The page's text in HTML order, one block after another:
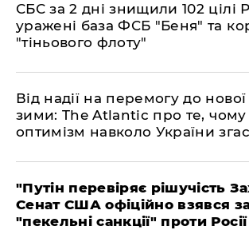
​СБС за 2 дні знищили 102 цілі
уражені база ФСБ "Беня" та
"тіньового флоту"
​Від надії на перемогу до нової
зими: The Atlantic про те, чому
оптимізм навколо України
​"Путін перевіряє рішучість
Сенат США офіційно взявся
"пекельні санкції" проти Росії